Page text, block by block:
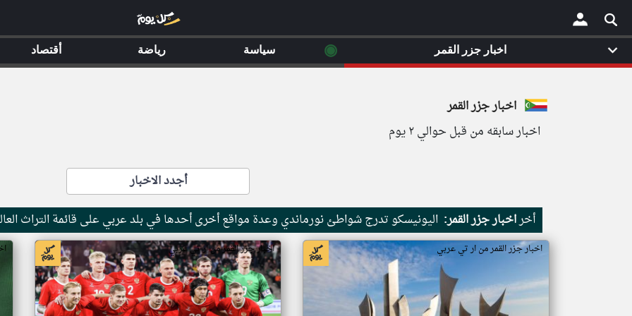
×
اخبار جزر القمر
اخبار سابقه من قبل حوالي ٢ يوم
أجدد الاخبار
أخراخبار جزر القمر: اليونيسكو تدرج شواطئ نورماندي وعدة مواقع أخرى أحدها في بلد عربي على قائمة التراث
اخبار جزر القمر من ار تي عربي اخبار جزر القمر من ار تي عربي
اخبار جزر القمر ◉ سياسة رياضة أقتصاد